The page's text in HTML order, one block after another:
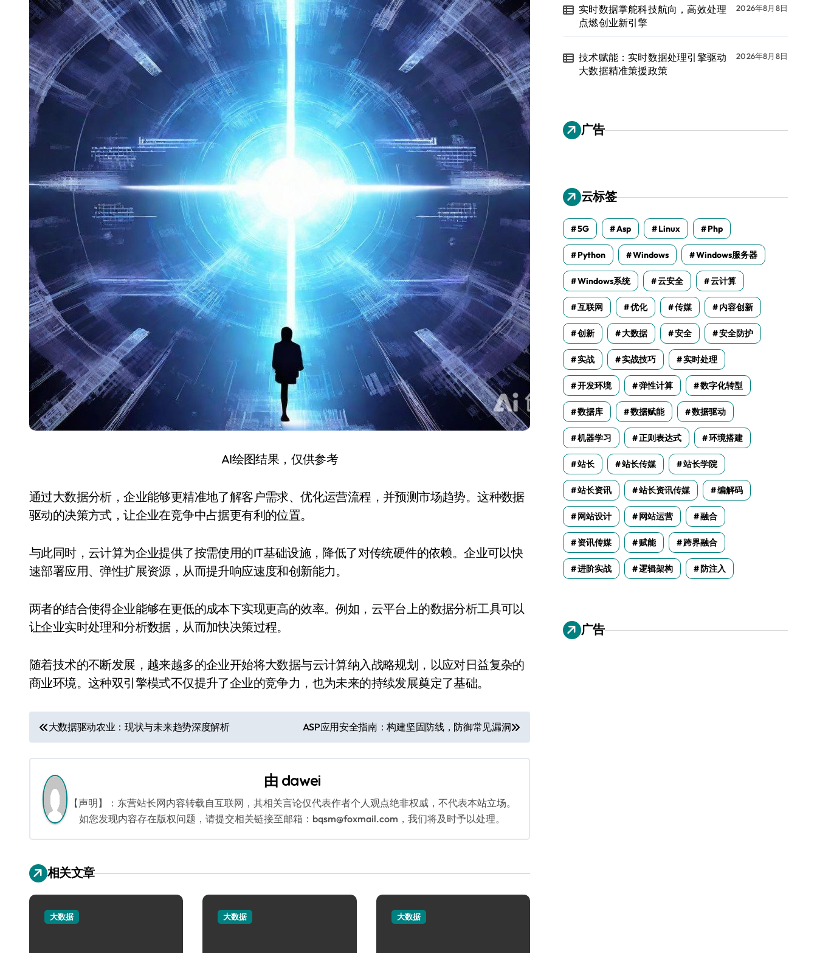
AI绘图结果，仅供参考
通过大数据分析，企业能够更精准地了解客户需求、优化运营流程，并预测市场趋势。这种数据
驱动的决策方式，让企业在竞争中占据更有利的位置。
与此同时，云计算为企业提供了按需使用的IT基础设施，降低了对传统硬件的依赖。企业可以快
速部署应用、弹性扩展资源，从而提升响应速度和创新能力。
两者的结合使得企业能够在更低的成本下实现更高的效率。例如，云平台上的数据分析工具可以
让企业实时处理和分析数据，从而加快决策过程。
随着技术的不断发展，越来越多的企业开始将大数据与云计算纳入战略规划，以应对日益复杂的
商业环境。这种双引擎模式不仅提升了企业的竞争力，也为未来的持续发展奠定了基础。
文
章
导
航
大数据驱动农业：现状与未来趋势深度解析 ASP应用安全指南：构建坚固防线，防御常见漏洞
由 dawei
【声明】：东营站长网内容转载自互联网，其相关言论仅代表作者个人观点绝非权威，不代表本站立场。
如您发现内容存在版权问题，请提交相关链接至邮箱：bqsm@foxmail.com，我们将及时予以处理。
相关文章
大数据 大数据 大数据
实时数据掌舵科技航向，高效处理
点燃创业新引擎
2026年8月8日
技术赋能：实时数据处理引擎驱动
大数据精准策援政策
2026年8月8日
广告
云标签
5G Asp Linux Php
Python Windows Windows服务器
Windows系统 云安全 云计算
互联网 优化 传媒 内容创新
创新 大数据 安全 安全防护
实战 实战技巧 实时处理
开发环境 弹性计算 数字化转型
数据库 数据赋能 数据驱动
机器学习 正则表达式 环境搭建
站长 站长传媒 站长学院
站长资讯 站长资讯传媒 编解码
网站设计 网站运营 融合
资讯传媒 赋能 跨界融合
进阶实战 逻辑架构 防注入
广告